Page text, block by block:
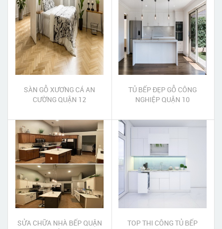
SÀN GỖ XƯƠNG CÁ AN
CƯỜNG QUẬN 12
TỦ BẾP ĐẸP GỖ CÔNG
NGHIỆP QUẬN 10
SỬA CHỮA NHÀ BẾP QUẬN
TOP THI CÔNG TỦ BẾP